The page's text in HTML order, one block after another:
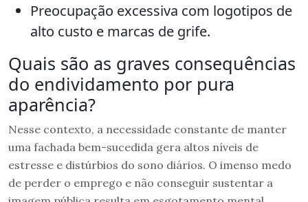
Preocupação excessiva com logotipos de
alto custo e marcas de grife.
Quais são as graves consequências
do endividamento por pura
aparência?
Nesse contexto, a necessidade constante de manter
uma fachada bem-sucedida gera altos níveis de
estresse e distúrbios do sono diários. O imenso medo
de perder o emprego e não conseguir sustentar a